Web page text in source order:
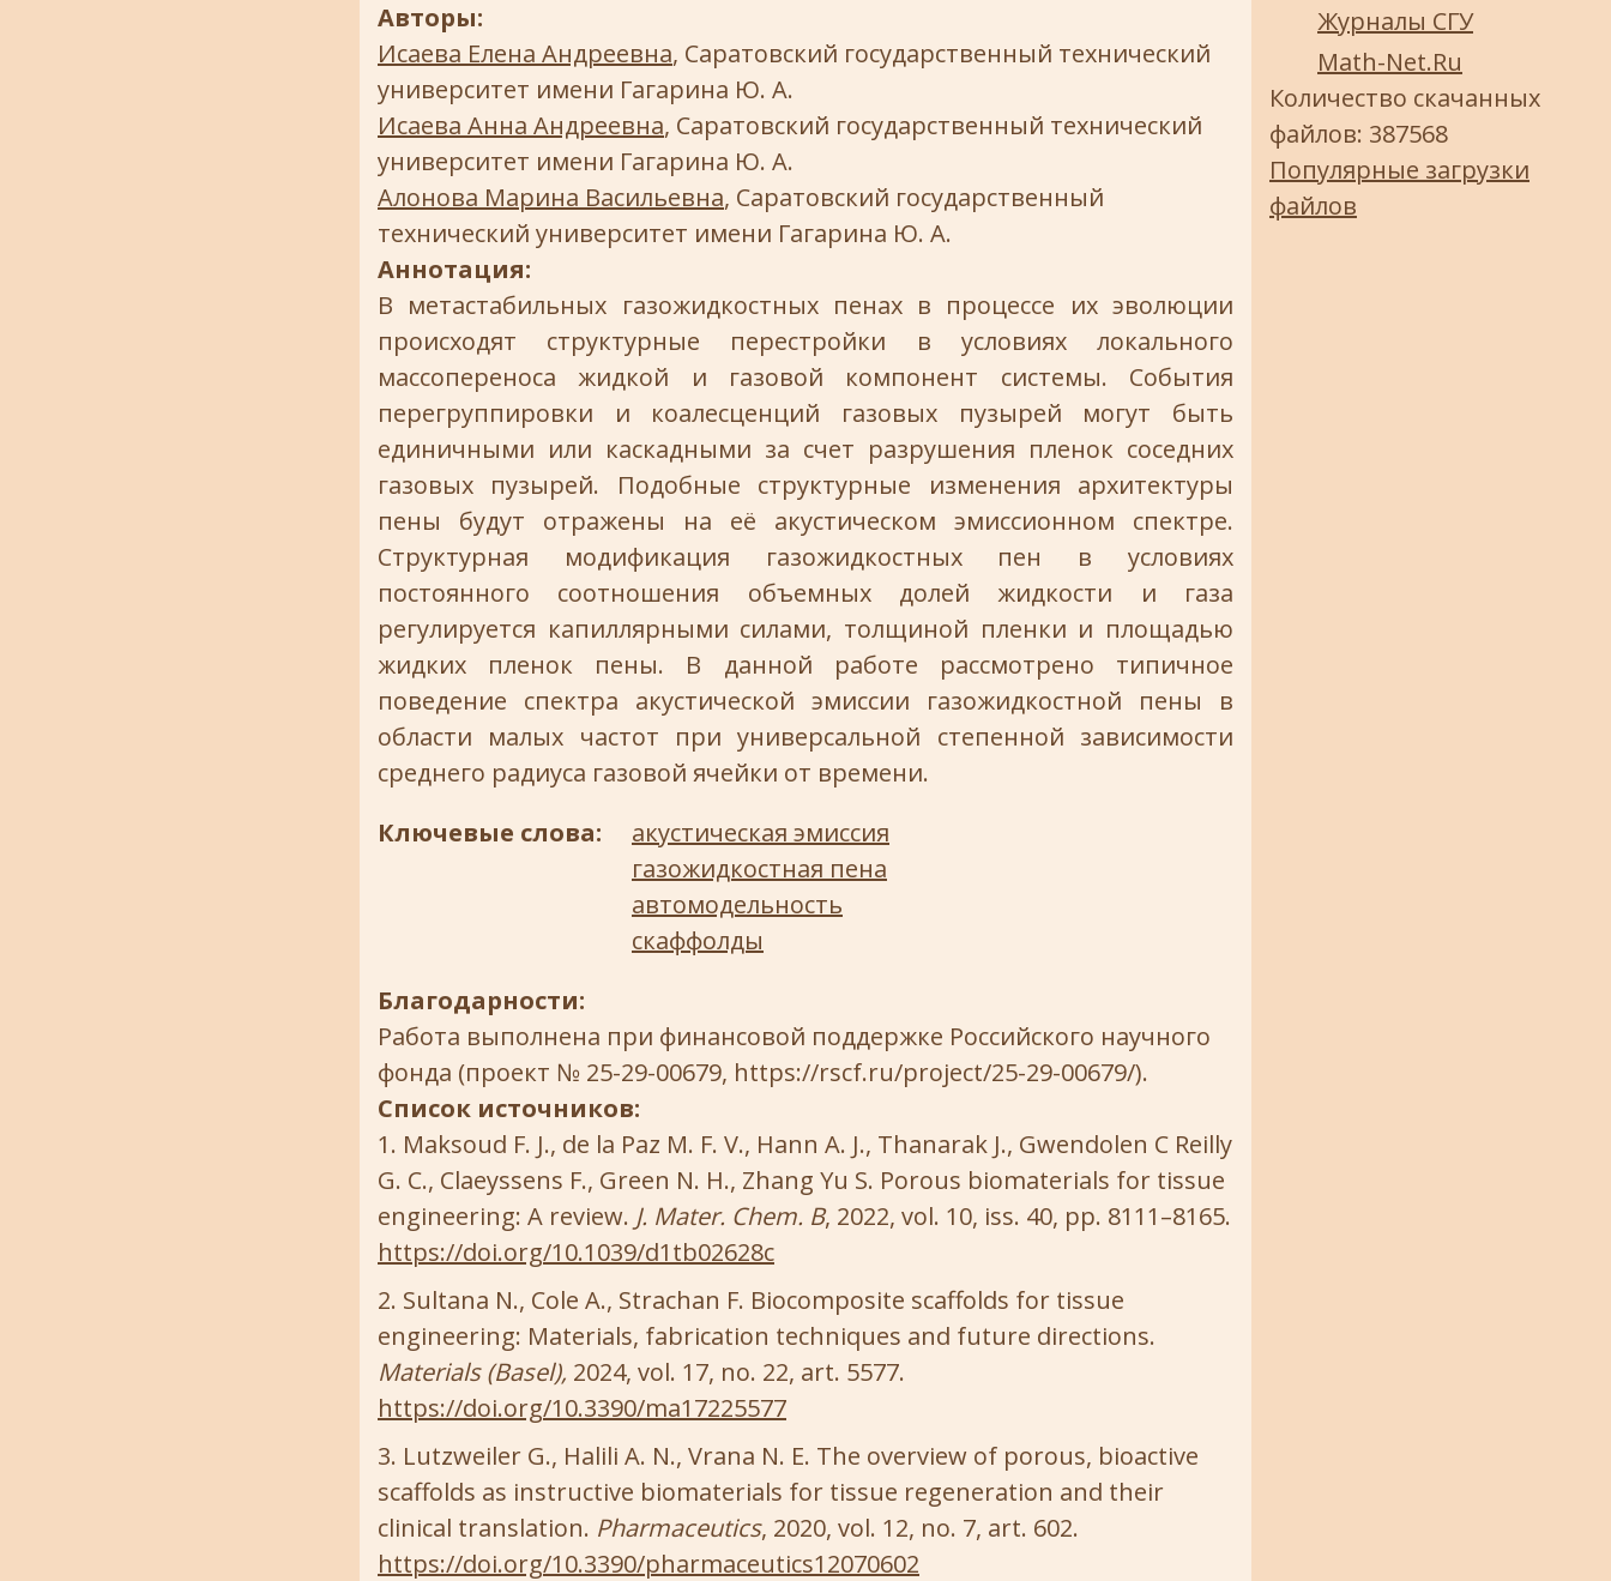
Авторы:
Исаева Елена Андреевна, Саратовский государственный технический
университет имени Гагарина Ю. А.
Исаева Анна Андреевна, Саратовский государственный технический
университет имени Гагарина Ю. А.
Алонова Марина Васильевна, Саратовский государственный
технический университет имени Гагарина Ю. А.
Аннотация:
В метастабильных газожидкостных пенах в процессе их эволюции
происходят структурные перестройки в условиях локального
массопереноса жидкой и газовой компонент системы. События
перегруппировки и коалесценций газовых пузырей могут быть
единичными или каскадными за счет разрушения пленок соседних
газовых пузырей. Подобные структурные изменения архитектуры
пены будут отражены на её акустическом эмиссионном спектре.
Структурная модификация газожидкостных пен в условиях
постоянного соотношения объемных долей жидкости и газа
регулируется капиллярными силами, толщиной пленки и площадью
жидких пленок пены. В данной работе рассмотрено типичное
поведение спектра акустической эмиссии газожидкостной пены в
области малых частот при универсальной степенной зависимости
среднего радиуса газовой ячейки от времени.
Ключевые слова:
акустическая эмиссия
газожидкостная пена
автомодельность
скаффолды
Благодарности:
Работа выполнена при финансовой поддержке Российского научного
фонда (проект № 25-29-00679, https://rscf.ru/project/25-29-00679/).
Список источников:
Maksoud F. J., de la Paz M. F. V., Hann A. J., Thanarak J., Gwendolen C Reilly
G. C., Claeyssens F., Green N. H., Zhang Yu S. Porous biomaterials for tissue
engineering: A review. J. Mater. Chem. B, 2022, vol. 10, iss. 40, pp. 8111–8165.
https://doi.org/10.1039/d1tb02628c
Sultana N., Cole A., Strachan F. Biocomposite scaffolds for tissue
engineering: Materials, fabrication techniques and future directions.
Materials (Basel), 2024, vol. 17, no. 22, art. 5577.
https://doi.org/10.3390/ma17225577
Lutzweiler G., Halili A. N., Vrana N. E. The overview of porous, bioactive
scaffolds as instructive biomaterials for tissue regeneration and their
clinical translation. Pharmaceutics, 2020, vol. 12, no. 7, art. 602.
https://doi.org/10.3390/pharmaceutics12070602
Журналы СГУ
Math-Net.Ru
Количество скачанных
файлов: 387568
Популярные загрузки
файлов